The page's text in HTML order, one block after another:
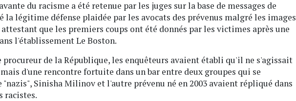
du racisme a été retenue par les juges sur la base de messages de
légitime défense plaidée par les avocats des prévenus malgré les images
que les premiers coups ont été donnés par les victimes après une
l'établissement Le Boston.
procureur de la République, les enquêteurs avaient établi qu'il ne s'agissait
d'une rencontre fortuite dans un bar entre deux groupes qui se
"nazis", Sinisha Milinov et l'autre prévenu né en 2003 avaient répliqué dans
racistes.